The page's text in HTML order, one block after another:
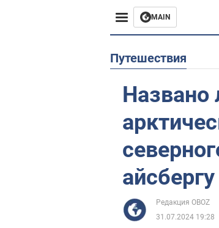
MAIN
Жизнь
Лайфхаки
Путешествия
Названо
айсбергу
Редакция OBOZ
31.07.2024 19:28